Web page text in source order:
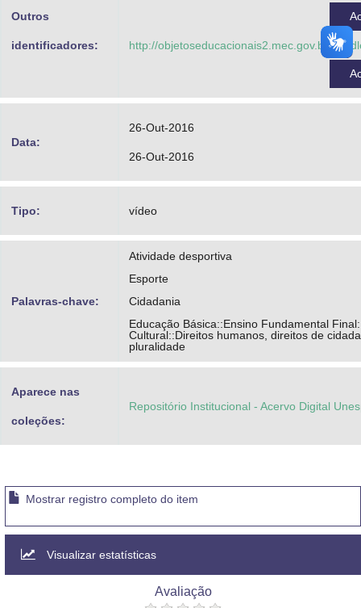
Outros
identificadores: http://objetoseducacionais2.mec.gov.br/
Data:
26-Out-2016
26-Out-2016
Tipo: vídeo
Palavras-chave:
Atividade desportiva
Esporte
Cidadania
Educação Básica::Ensino Fundamental
Cultural::Direitos humanos, direitos de
pluralidade
Aparece nas
coleções:
Repositório Institucional - Acervo Digital
Mostrar registro completo do item
Visualizar estatísticas
Avaliação